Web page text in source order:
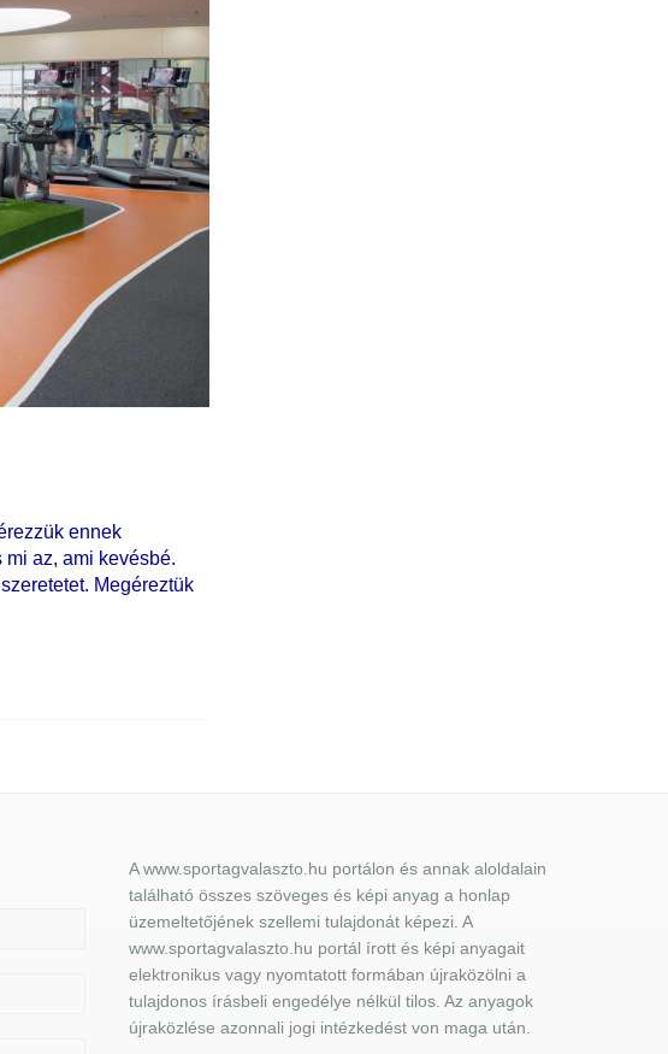
ennek
az, ami kevésbé.
Megéreztük
A www.sportagvalaszto.hu portálon és annak aloldalain
található összes szöveges és képi anyag a honlap
üzemeltetőjének szellemi tulajdonát képezi. A
www.sportagvalaszto.hu portál írott és képi anyagait
elektronikus vagy nyomtatott formában újraközölni a
tulajdonos írásbeli engedélye nélkül tilos. Az anyagok
újraközlése azonnali jogi intézkedést von maga után.